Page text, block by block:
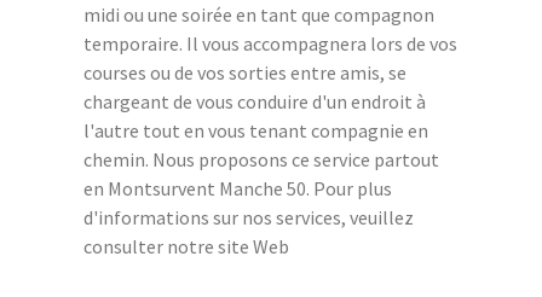
midi ou une soirée en tant que compagnon
temporaire. Il vous accompagnera lors de vos
courses ou de vos sorties entre amis, se
chargeant de vous conduire d'un endroit à
l'autre tout en vous tenant compagnie en
chemin. Nous proposons ce service partout
en Montsurvent Manche 50. Pour plus
d'informations sur nos services, veuillez
consulter notre site Web